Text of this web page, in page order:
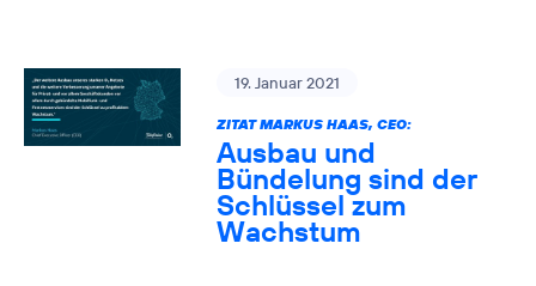
19. Januar 2021
ZITAT MARKUS HAAS, CEO:
Ausbau und
Bündelung sind der
Schlüssel zum
Wachstum